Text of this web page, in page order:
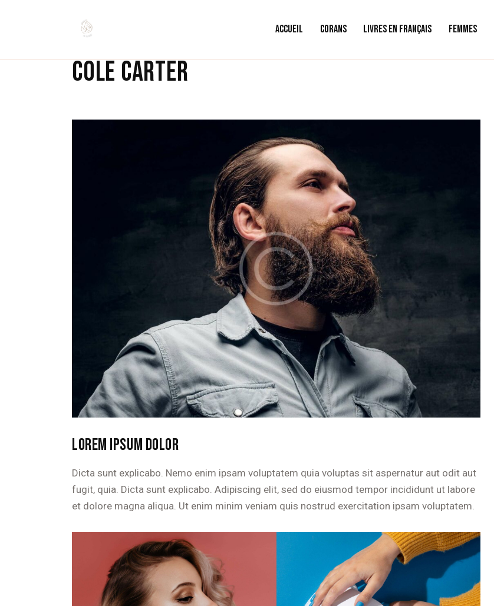
ACCUEIL CORANS LIVRES EN FRANÇAIS FEMMES
COLE CARTER
LOREM IPSUM DOLOR
Dicta sunt explicabo. Nemo enim ipsam voluptatem quia voluptas sit aspernatur aut odit aut
fugit, quia. Dicta sunt explicabo. Adipiscing elit, sed do eiusmod tempor incididunt ut labore
et dolore magna aliqua. Ut enim minim veniam quis nostrud exercitation ipsam voluptatem.